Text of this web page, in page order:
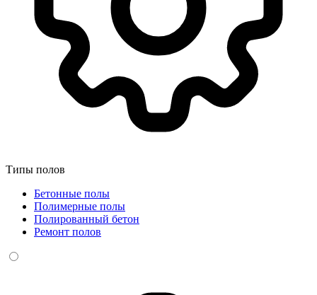
Типы полов
Бетонные полы
Полимерные полы
Полированный бетон
Ремонт полов